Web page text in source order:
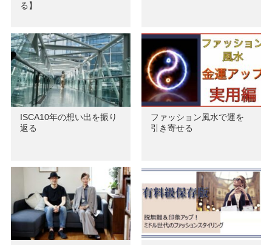
る】
ISCA10年の想い出を振り
返る
ファッション風水で運を
引き寄せる